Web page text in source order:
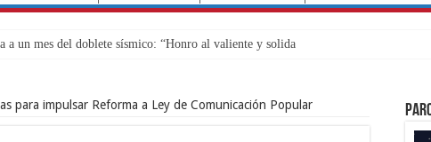
para impulsar Reforma a Ley de Comunicación Popular